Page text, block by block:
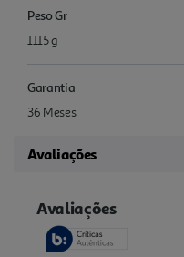
Peso Gr
1115 g
Garantia
36 Meses
Avaliações